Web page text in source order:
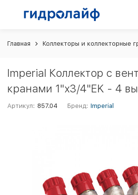
Главная Коллекторы и коллекторные
Imperial Коллектор с
кранами 1"х3/4"EK - 4
Артикул: 857.04 Бренд: Imperial